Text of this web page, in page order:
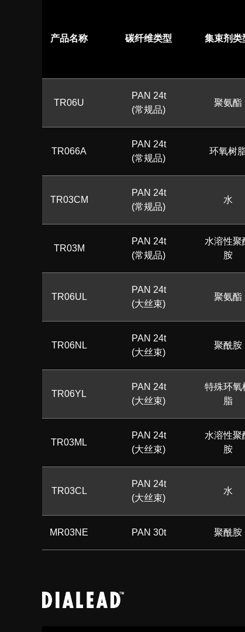
产品名称 碳纤维类型 集束剂类
TR06U
PAN 24t
(常规品)
聚氨酯
TR066A
PAN 24t
(常规品)
环氧树
TR03CM
PAN 24t
(常规品)
水
TR03M
PAN 24t
(常规品)
水溶性聚
胺
TR06UL
PAN 24t
(大丝束)
聚氨酯
TR06NL
PAN 24t
(大丝束)
聚酰胺
TR06YL
PAN 24t
(大丝束)
特殊环氧
脂
TR03ML
PAN 24t
(大丝束)
水溶性聚
胺
TR03CL
PAN 24t
(大丝束)
水
MR03NE PAN 30t 聚酰胺